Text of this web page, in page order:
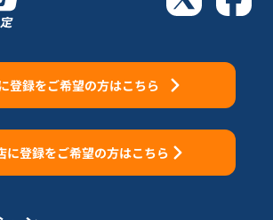
登録をご希望の方はこちら
に登録をご希望の方はこちら